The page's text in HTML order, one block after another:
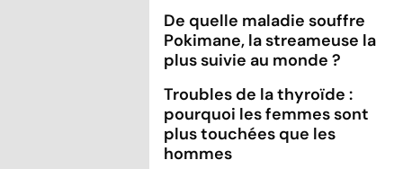
De quelle maladie souffre
Pokimane, la streameuse la
plus suivie au monde ?
Troubles de la thyroïde :
pourquoi les femmes sont
plus touchées que les
hommes